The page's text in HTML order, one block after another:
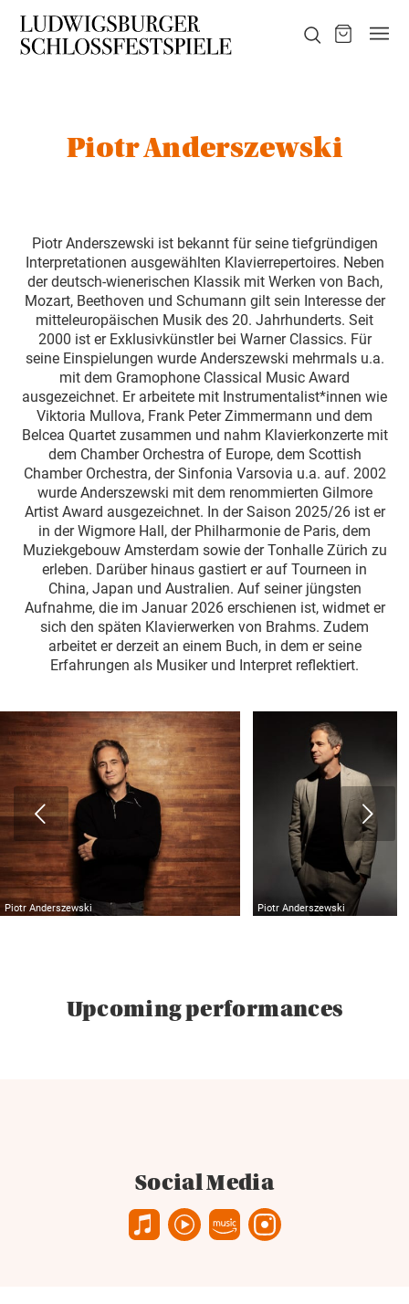
Piotr Anderszewski
Piotr Anderszewski ist bekannt für seine tiefgründigen
Interpretationen ausgewählten Klavierrepertoires. Neben
der deutsch-wienerischen Klassik mit Werken von Bach,
Mozart, Beethoven und Schumann gilt sein Interesse der
mitteleuropäischen Musik des 20. Jahrhunderts. Seit
2000 ist er Exklusivkünstler bei Warner Classics. Für
seine Einspielungen wurde Anderszewski mehrmals u.a.
mit dem Gramophone Classical Music Award
ausgezeichnet. Er arbeitete mit Instrumentalist*innen wie
Viktoria Mullova, Frank Peter Zimmermann und dem
Belcea Quartet zusammen und nahm Klavierkonzerte mit
dem Chamber Orchestra of Europe, dem Scottish
Chamber Orchestra, der Sinfonia Varsovia u.a. auf. 2002
wurde Anderszewski mit dem renommierten Gilmore
Artist Award ausgezeichnet. In der Saison 2025/26 ist er
in der Wigmore Hall, der Philharmonie de Paris, dem
Muziekgebouw Amsterdam sowie der Tonhalle Zürich zu
erleben. Darüber hinaus gastiert er auf Tourneen in
China, Japan und Australien. Auf seiner jüngsten
Aufnahme, die im Januar 2026 erschienen ist, widmet er
sich den späten Klavierwerken von Brahms. Zudem
arbeitet er derzeit an einem Buch, in dem er seine
Erfahrungen als Musiker und Interpret reflektiert.
Piotr Anderszewski Piotr Anderszewski
Upcoming performances
Social Media